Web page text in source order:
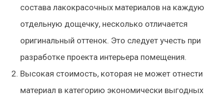
состава лакокрасочных материалов на каждую
отдельную дощечку, несколько отличается
оригинальный оттенок. Это следует учесть при
разработке проекта интерьера помещения.
Высокая стоимость, которая не может отнести
материал в категорию экономически выгодных